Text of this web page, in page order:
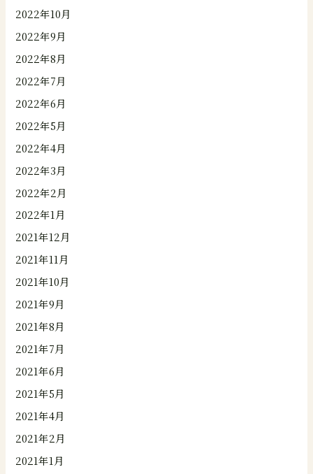
2022年10月
2022年9月
2022年8月
2022年7月
2022年6月
2022年5月
2022年4月
2022年3月
2022年2月
2022年1月
2021年12月
2021年11月
2021年10月
2021年9月
2021年8月
2021年7月
2021年6月
2021年5月
2021年4月
2021年2月
2021年1月